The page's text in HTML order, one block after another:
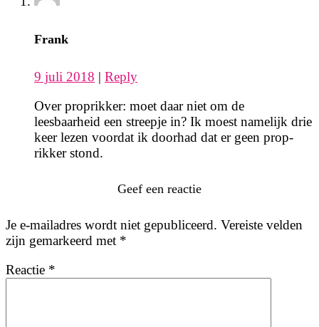
Frank
9 juli 2018 | Reply
Over proprikker: moet daar niet om de
leesbaarheid een streepje in? Ik moest namelijk drie
keer lezen voordat ik doorhad dat er geen prop-
rikker stond.
Geef een reactie
Je e-mailadres wordt niet gepubliceerd. Vereiste velden
zijn gemarkeerd met *
Reactie *